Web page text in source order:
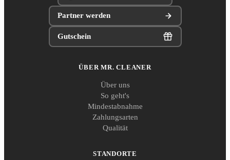
Partner werden
Gutschein
ÜBER MR. CLEANER
Über uns
So geht's
Mindestabnahme
Zahlungsarten
Qualität
STANDORTE